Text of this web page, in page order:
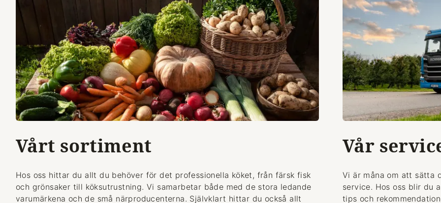
Vårt sortiment
Hos oss hittar du allt du behöver för det professionella köket, från färsk fisk
och grönsaker till köksutrustning. Vi samarbetar både med de stora ledande
varumärkena och de små närproducenterna. Självklart hittar du också allt
Vår
Vi är måna om att sätta
service. Hos oss blir du
tips och